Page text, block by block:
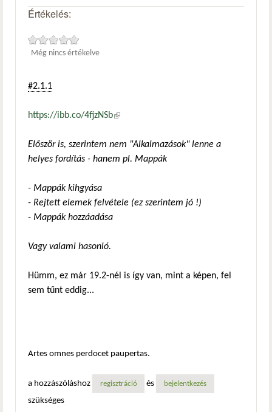
Értékelés:
Még nincs értékelve
#2.1.1
https://ibb.co/4fjzNSb(külső hivatkozás)
Először is, szerintem nem "Alkalmazások" lenne a
helyes fordítás - hanem pl. Mappák
- Mappák kihgyása
- Rejtett elemek felvétele (ez szerintem jó !)
- Mappák hozzáadása
Vagy valami hasonló.
Hümm, ez már 19.2-nél is így van, mint a képen, fel
sem tűnt eddig...
Artes omnes perdocet paupertas.
a hozzászóláshoz regisztráció és bejelentkezés
szükséges